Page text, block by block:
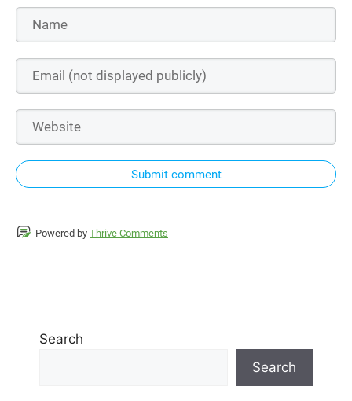
Submit comment
Powered by Thrive Comments
Search
Search